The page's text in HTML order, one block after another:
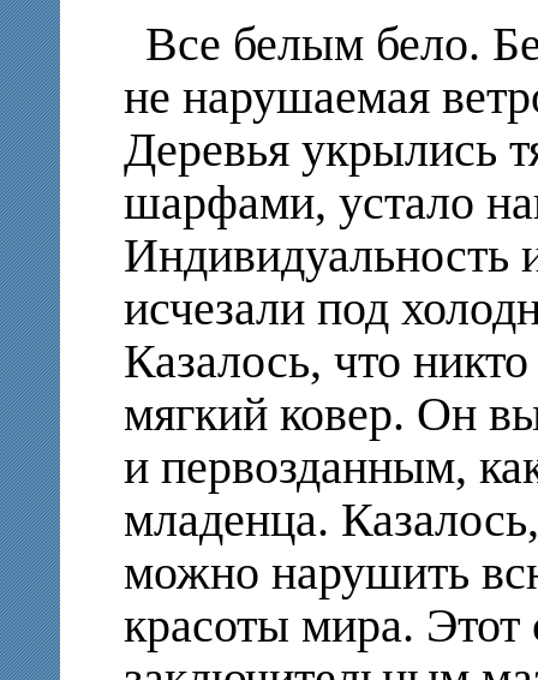
Все белым бело.
не нарушаемая
Деревья укрылись
шарфами, устало
Индивидуальность
исчезали под
Казалось, что
мягкий ковер. Он
и первозданным,
младенца.
можно нарушить
красоты мира.